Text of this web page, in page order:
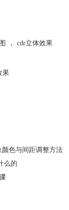
性栏依次输入旋转
， cdr立体效果
果
颜色与间距调整方法
么的